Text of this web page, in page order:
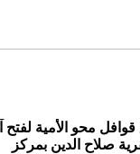
محو الأمية لفتح
صلاح الدين بمركز